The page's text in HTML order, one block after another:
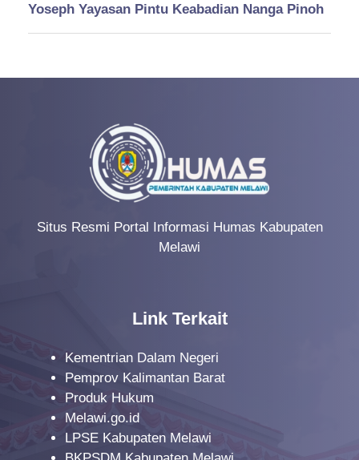
Yoseph Yayasan Pintu Keabadian Nanga Pinoh
Situs Resmi Portal Informasi Humas Kabupaten
Melawi
Link Terkait
Kementrian Dalam Negeri
Pemprov Kalimantan Barat
Produk Hukum
Melawi.go.id
LPSE Kabupaten Melawi